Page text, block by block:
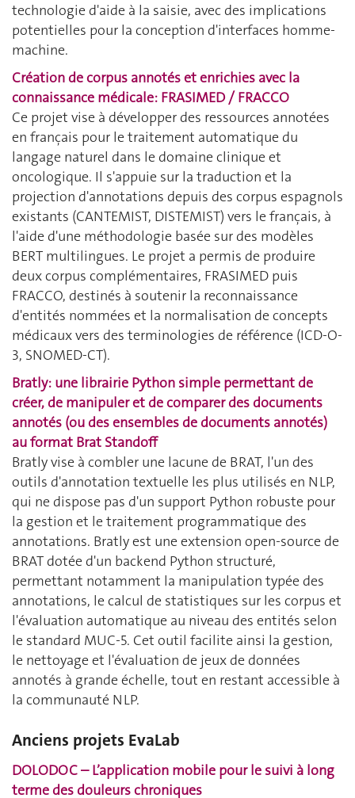
technologie d'aide à la saisie, avec des implications
potentielles pour la conception d'interfaces homme-
machine.
Création de corpus annotés et enrichies avec la
connaissance médicale: FRASIMED / FRACCO
Ce projet vise à développer des ressources annotées
en français pour le traitement automatique du
langage naturel dans le domaine clinique et
oncologique. Il s'appuie sur la traduction et la
projection d'annotations depuis des corpus espagnols
existants (CANTEMIST, DISTEMIST) vers le français, à
l'aide d'une méthodologie basée sur des modèles
BERT multilingues. Le projet a permis de produire
deux corpus complémentaires, FRASIMED puis
FRACCO, destinés à soutenir la reconnaissance
d'entités nommées et la normalisation de concepts
médicaux vers des terminologies de référence (ICD-O-
3, SNOMED-CT).
Bratly: une librairie Python simple permettant de
créer, de manipuler et de comparer des documents
annotés (ou des ensembles de documents annotés)
au format Brat Standoff
Bratly vise à combler une lacune de BRAT, l'un des
outils d'annotation textuelle les plus utilisés en NLP,
qui ne dispose pas d'un support Python robuste pour
la gestion et le traitement programmatique des
annotations. Bratly est une extension open-source de
BRAT dotée d'un backend Python structuré,
permettant notamment la manipulation typée des
annotations, le calcul de statistiques sur les corpus et
l'évaluation automatique au niveau des entités selon
le standard MUC-5. Cet outil facilite ainsi la gestion,
le nettoyage et l'évaluation de jeux de données
annotés à grande échelle, tout en restant accessible à
la communauté NLP.
Anciens projets EvaLab
DOLODOC – L’application mobile pour le suivi à long
terme des douleurs chroniques